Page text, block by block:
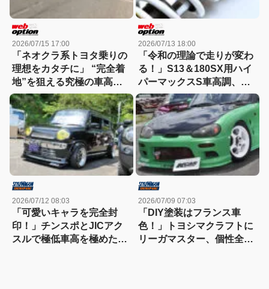
2026/07/15 17:00
「ネオクラ系トヨタ乗りの
理想をカタチに」 “完全着
地”を狙える究極の車高調
に迫る！
2026/07/13 18:00
「令和の理論で走りが変わ
る！」S13＆180SX用ハイ
パーマックスS車高調、登
場
2026/07/12 08:03
「可愛いキャラを完全封
印！」チンスポとJICアク
スルで極低車高を極めた、
2026/07/09 07:03
「DIY塗装はフランス車
色！」トヨシマクラフトに
リーガマスター、個性全開